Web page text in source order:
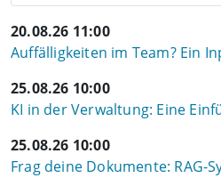
20.08.26 11:00
Auffälligkeiten im Team? Ein
25.08.26 10:00
KI in der Verwaltung: Eine
25.08.26 10:00
Frag deine Dokumente: RAG-